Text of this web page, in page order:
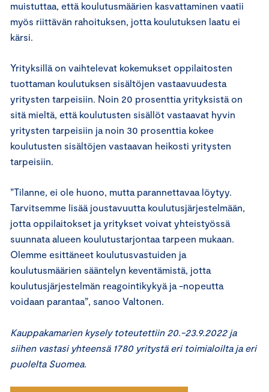
muistuttaa, että koulutusmäärien kasvattaminen vaatii
myös riittävän rahoituksen, jotta koulutuksen laatu ei
kärsi.
Yrityksillä on vaihtelevat kokemukset oppilaitosten
tuottaman koulutuksen sisältöjen vastaavuudesta
yritysten tarpeisiin. Noin 20 prosenttia yrityksistä on
sitä mieltä, että koulutusten sisällöt vastaavat hyvin
yritysten tarpeisiin ja noin 30 prosenttia kokee
koulutusten sisältöjen vastaavan heikosti yritysten
tarpeisiin.
”Tilanne, ei ole huono, mutta parannettavaa löytyy.
Tarvitsemme lisää joustavuutta koulutusjärjestelmään,
jotta oppilaitokset ja yritykset voivat yhteistyössä
suunnata alueen koulutustarjontaa tarpeen mukaan.
Olemme esittäneet koulutusvastuiden ja
koulutusmäärien sääntelyn keventämistä, jotta
koulutusjärjestelmän reagointikykyä ja -nopeutta
voidaan parantaa”, sanoo Valtonen.
Kauppakamarien kysely toteutettiin 20.-23.9.2022 ja
siihen vastasi yhteensä 1780 yritystä eri toimialoilta ja eri
puolelta Suomea.